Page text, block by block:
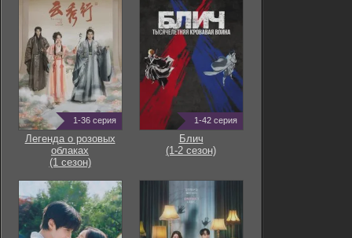
1-36 серия
Легенда о розовых
облаках
(1 сезон)
1-42 серия
Блич
(1-2 сезон)